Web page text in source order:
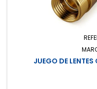
JUEGO DE